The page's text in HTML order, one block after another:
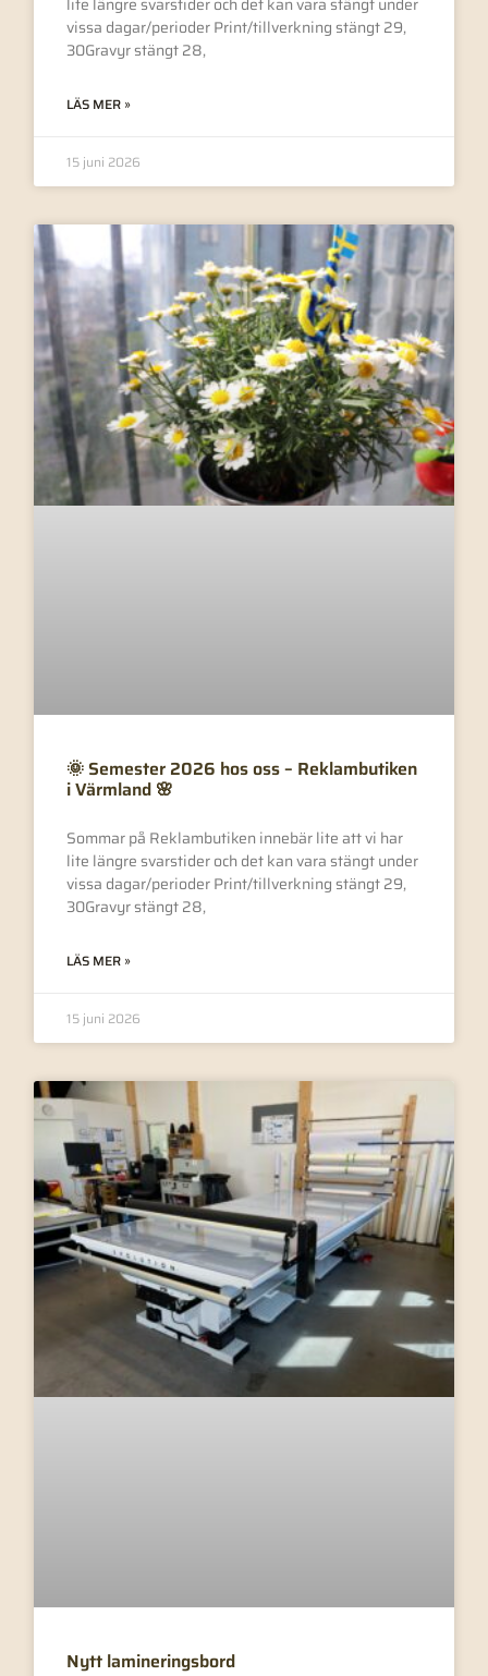
vissa dagar/perioder Print/tillverkning stängt 29,
30Gravyr stängt 28,
LÄS MER »
15 juni 2026
🌞 Semester 2026 hos oss – Reklambutiken
i Värmland 🌸
Sommar på Reklambutiken innebär lite att vi har
lite längre svarstider och det kan vara stängt under
vissa dagar/perioder Print/tillverkning stängt 29,
30Gravyr stängt 28,
LÄS MER »
15 juni 2026
Nytt lamineringsbord